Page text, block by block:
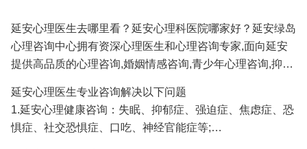
延安心理医生去哪里看？延安心理科医院哪家好？延安绿岛
心理咨询中心拥有资深心理医生和心理咨询专家,面向延安
提供高品质的心理咨询,婚姻情感咨询,青少年心理咨询,抑郁
和大量成功案例,是您寻找延安心理医生专家和延安心理咨
询医院/心理咨询机构的理想选择！
延安心理医生专业咨询解决以下问题
1.延安心理健康咨询：失眠、抑郁症、强迫症、焦虑症、恐
惧症、社交恐惧症、口吃、神经官能症等;